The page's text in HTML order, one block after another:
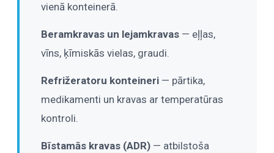
vienā konteinerā.
Beramkravas un lejamkravas — eļļas,
vīns, ķīmiskās vielas, graudi.
Refrižeratoru konteineri — pārtika,
medikamenti un kravas ar temperatūras
kontroli.
Bīstamās kravas (ADR) — atbilstoša